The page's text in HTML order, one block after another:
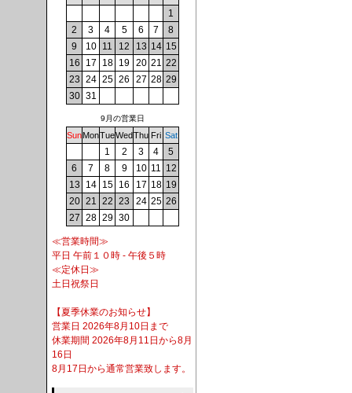
1
2
3 4 5 6 7
8
9
10 11 12 13 14 15
16
17 18 19 20 21 22
23 24 25 26 27 28 29
30 31
9月の営業日
SunMonTueWedThu Fri Sat
1 2 3 4
5
6
7 8 9 10 11 12
13
14 15 16 17 18 19
20 21 22 23 24 25 26
27 28 29 30
≪営業時間≫
平日 午前１０時 - 午後５時
≪定休日≫
土日祝祭日
【夏季休業のお知らせ】
営業日 2026年8月10日まで
休業期間 2026年8月11日から8月
16日
8月17日から通常営業致します。